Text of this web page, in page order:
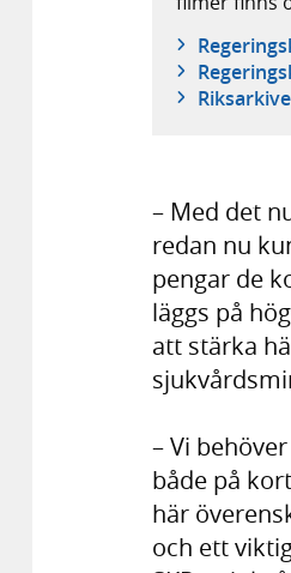
– Med det
redan nu
pengar de
läggs på
att stärka
– Vi
både på
här
och ett